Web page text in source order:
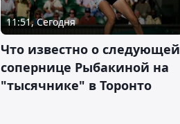
11:51, Сегодня
Что известно о следующей
сопернице Рыбакиной на
"тысячнике" в Торонто